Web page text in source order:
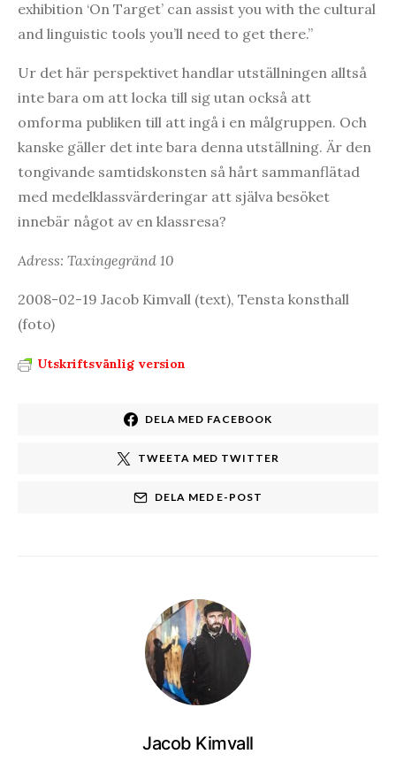
exhibition ‘On Target’ can assist you with the cultural
and linguistic tools you’ll need to get there.”
Ur det här perspektivet handlar utställningen alltså
inte bara om att locka till sig utan också att
omforma publiken till att ingå i en målgruppen. Och
kanske gäller det inte bara denna utställning. Är den
tongivande samtidskonsten så hårt sammanflätad
med medelklassvärderingar att själva besöket
innebär något av en klassresa?
Adress: Taxingegränd 10
2008-02-19 Jacob Kimvall (text), Tensta konsthall
(foto)
Utskriftsvänlig version
DELA MED FACEBOOK
TWEETA MED TWITTER
DELA MED E-POST
Jacob Kimvall